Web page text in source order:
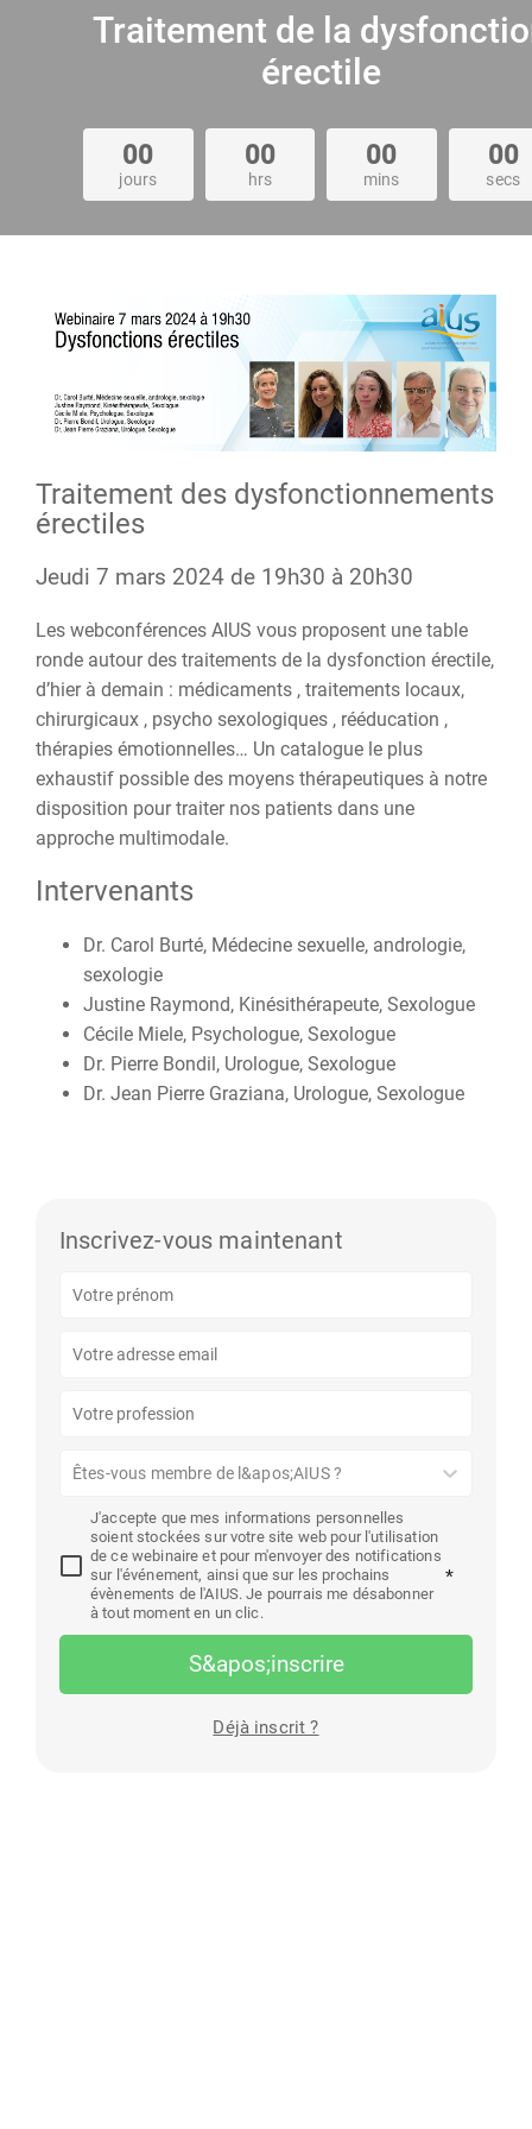
Traitement de la
érectile
00
jours
00
hrs
00
mins
00
secs
Traitement des dysfonctionnements
érectiles
Jeudi 7 mars 2024 de 19h30 à 20h30
Les webconférences AIUS vous proposent une table
ronde autour des traitements de la dysfonction érectile,
d’hier à demain : médicaments , traitements locaux,
chirurgicaux , psycho sexologiques , rééducation ,
thérapies émotionnelles… Un catalogue le plus
exhaustif possible des moyens thérapeutiques à notre
disposition pour traiter nos patients dans une
approche multimodale.
Intervenants
Dr. Carol Burté, Médecine sexuelle, andrologie,
sexologie
Justine Raymond, Kinésithérapeute, Sexologue
Cécile Miele, Psychologue, Sexologue
Dr. Pierre Bondil, Urologue, Sexologue
Dr. Jean Pierre Graziana, Urologue, Sexologue
Inscrivez-vous maintenant
Êtes-vous membre de l&apos;AIUS ?
J'accepte que mes informations personnelles
soient stockées sur votre site web pour l'utilisation
de ce webinaire et pour m'envoyer des notifications
sur l'événement, ainsi que sur les prochains
évènements de l'AIUS. Je pourrais me désabonner
à tout moment en un clic.
*
S&apos;inscrire
Déjà inscrit ?